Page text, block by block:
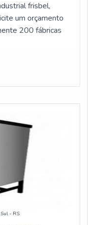
frisbel,
um orçamento
200 fábricas
- RS